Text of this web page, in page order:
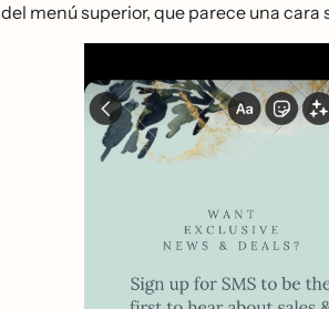
del menú superior, que parece una